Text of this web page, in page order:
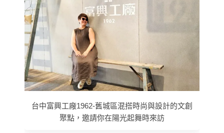
台中富興工廠1962-舊城區混搭時尚與設計的文創
聚點，邀請你在陽光起舞時來訪